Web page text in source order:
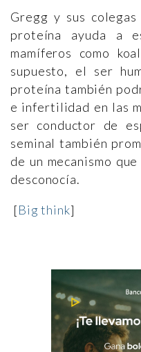
Gregg y sus
proteína ayuda a
mamíferos como
supuesto, el ser
proteína también
e infertilidad en las
ser conductor de
seminal también
de un mecanismo
desconocía.
[Big think]